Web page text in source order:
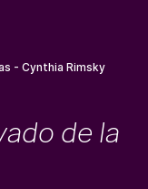
de la